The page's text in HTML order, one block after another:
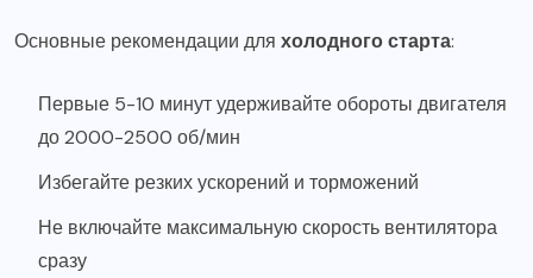
Основные рекомендации для холодного старта:
Первые 5-10 минут удерживайте обороты двигателя
до 2000-2500 об/мин
Избегайте резких ускорений и торможений
Не включайте максимальную скорость вентилятора
сразу